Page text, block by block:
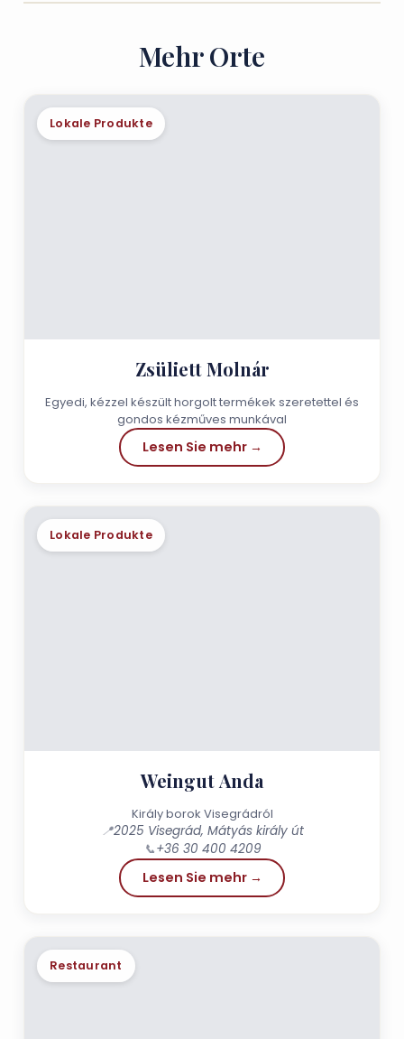
Mehr Orte
Lokale Produkte
Zsüliett Molnár
Egyedi, kézzel készült horgolt termékek szeretettel és
gondos kézműves munkával
Lesen Sie mehr →
Lokale Produkte
Weingut Anda
Király borok Visegrádról
📍2025 Visegrád, Mátyás király út
📞+36 30 400 4209
Lesen Sie mehr →
Restaurant